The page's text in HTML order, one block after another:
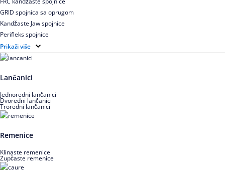
GRID spojnica sa oprugom
Kandžaste Jaw spojnice
Perifleks spojnice
Univerzalne kardanske spojnice
Zupčaste spojnice
Prikaži više
Lančanici
Jednoredni lančanici
Dvoredni lančanici
Troredni lančanici
Remenice
Klinaste remenice
Zupčaste remenice